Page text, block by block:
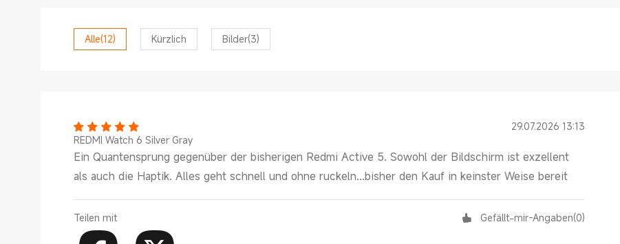
Alle(12) Kürzlich Bilder(3)
29.07.2026 13:13
REDMI Watch 6 Silver Gray
Ein Quantensprung gegenüber der bisherigen Redmi Active 5. Sowohl der Bildschirm ist exzellent
als auch die Haptik. Alles geht schnell und ohne ruckeln...bisher den Kauf in keinster Weise bereit
Teilen mit Gefällt-mir-Angaben(0)